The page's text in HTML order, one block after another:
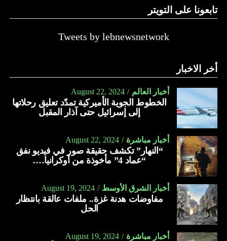
تابعونا على التويتر
Tweets by lebnewsnetwork
أخر الاخبار
أخبار العالم August 22, 2024
الخطوط الجوية الأميركية تمدّد تعليق رحلاتها
إلى إسرائيل حتى آذار المقبل
أخبار مباشرة August 22, 2024
“النهار” تكشف حقيقة صور في فيديو نفق
“عماد 4” مأخوذة من أوكرانيا….
أخبار الشرق الأوسط August 19, 2024
مفاوضات هدنة غزة.. ملفات عالقة بانتظار
الحل
أخبار مباشرة August 19, 2024